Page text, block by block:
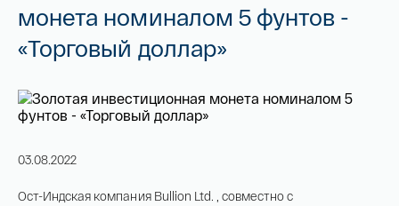
Новинки
Скидки
Магазин
Контакты
На связи с 9:00 до 18:00 (понедельник – пятница)
монета номиналом 5 фунтов -
«Торговый доллар»
03.08.2022
Ост-Индская компания Bullion Ltd. , совместно с